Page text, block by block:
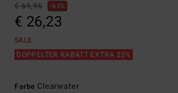
€ 69,95 63%
€ 26,23
SALE
DOPPELTER RABATT EXTRA 25%
Farbe Clearwater